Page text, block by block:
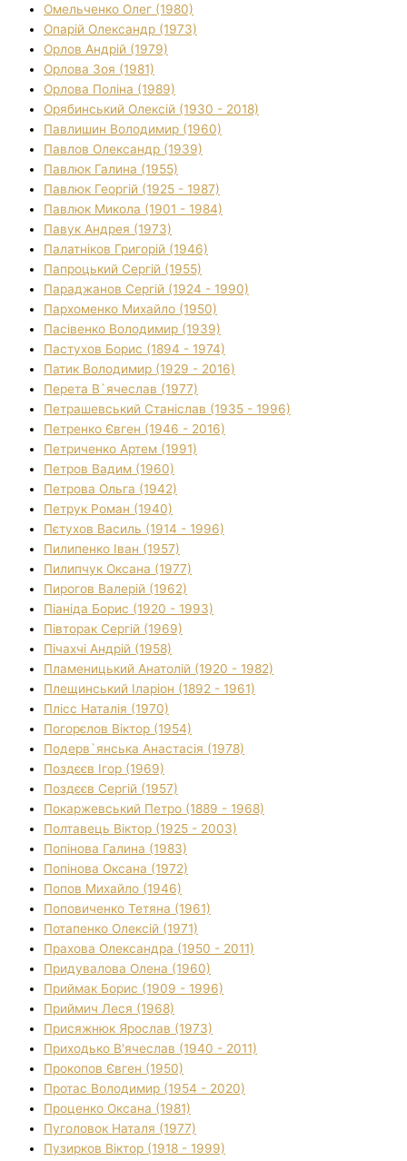
Омельченко Олег (1980)
Опарій Олександр (1973)
Орлов Андрій (1979)
Орлова Зоя (1981)
Орлова Поліна (1989)
Орябинський Олексій (1930 - 2018)
Павлишин Володимир (1960)
Павлов Олександр (1939)
Павлюк Галина (1955)
Павлюк Георгій (1925 - 1987)
Павлюк Микола (1901 - 1984)
Павук Андрея (1973)
Палатніков Григорій (1946)
Папроцький Сергій (1955)
Параджанов Сергій (1924 - 1990)
Пархоменко Михайло (1950)
Пасівенко Володимир (1939)
Пастухов Борис (1894 - 1974)
Патик Володимир (1929 - 2016)
Перета В`ячеслав (1977)
Петрашевський Станіслав (1935 - 1996)
Петренко Євген (1946 - 2016)
Петриченко Артем (1991)
Петров Вадим (1960)
Петрова Ольга (1942)
Петрук Роман (1940)
Пєтухов Василь (1914 - 1996)
Пилипенко Іван (1957)
Пилипчук Оксана (1977)
Пирогов Валерій (1962)
Піаніда Борис (1920 - 1993)
Півторак Сергій (1969)
Пічахчі Андрій (1958)
Пламеницький Анатолій (1920 - 1982)
Плещинський Іларіон (1892 - 1961)
Плісс Наталія (1970)
Погорєлов Віктор (1954)
Подерв`янська Анастасія (1978)
Поздєєв Ігор (1969)
Поздєєв Сергій (1957)
Покаржевський Петро (1889 - 1968)
Полтавець Віктор (1925 - 2003)
Попінова Галина (1983)
Попінова Оксана (1972)
Попов Михайло (1946)
Поповиченко Тетяна (1961)
Потапенко Олексій (1971)
Прахова Олександра (1950 - 2011)
Придувалова Олена (1960)
Приймак Борис (1909 - 1996)
Приймич Леся (1968)
Присяжнюк Ярослав (1973)
Приходько В'ячеслав (1940 - 2011)
Прокопов Євген (1950)
Протас Володимир (1954 - 2020)
Проценко Оксана (1981)
Пуголовок Наталя (1977)
Пузирков Віктор (1918 - 1999)